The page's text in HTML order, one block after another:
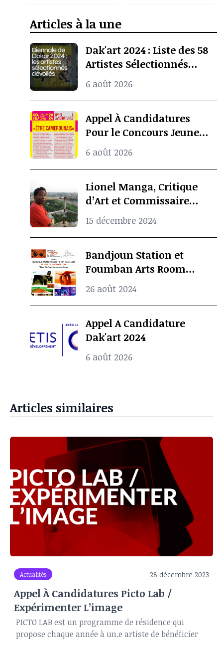
Articles à la une
Dak'art 2024 : Liste des 58
Artistes Sélectionnés
Pour l’Exposition
Internationale De La
Biennale De Dakar
6 août 2026
Appel À Candidatures
Pour le Concours Jeunes
Espoirs 2024 (COJES)
6 août 2026
Lionel Manga, Critique
d’Art et Commissaire
d’Exposition
Camerounais est mort à
l’âge de 69 ans
15 décembre 2024
Bandjoun Station et
Foumban Arts Room
Présentent le Badjoun
Station Design Showcase
2024
26 août 2024
Appel A Candidature
Dak'art 2024
6 août 2026
Articles similaires
Actualités 28 décembre 2023
Appel À Candidatures Picto Lab /
Expérimenter L’image
PICTO LAB est un programme de résidence qui
propose chaque année à un.e artiste de bénéficier